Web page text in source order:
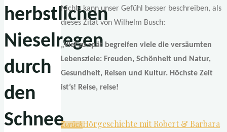
herbstlichen
Nieselregen
durch
den
Schnee
Nichts kann unser Gefühl besser beschreiben, als
dieses Zitat von Wilhelm Busch:
„Viel zu spät begreifen viele die versäumten
Lebensziele: Freuden, Schönheit und Natur,
Gesundheit, Reisen und Kultur. Höchste Zeit
ist’s! Reise, reise!
ZurückHörgeschichte mit Robert & Barbara